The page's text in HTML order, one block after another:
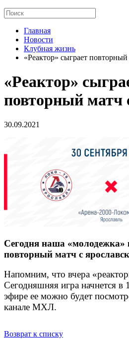
Главная
Новости
Клубная жизнь
«Реактор» сыграет
«Реактор»
повторный матч
30.09.2021
Сегодня наша «молодежка»
повторный матч с
Напомним, что вчера
Сегодняшняя игра начнется
эфире ее можно будет
канале МХЛ.
Возврат к списку